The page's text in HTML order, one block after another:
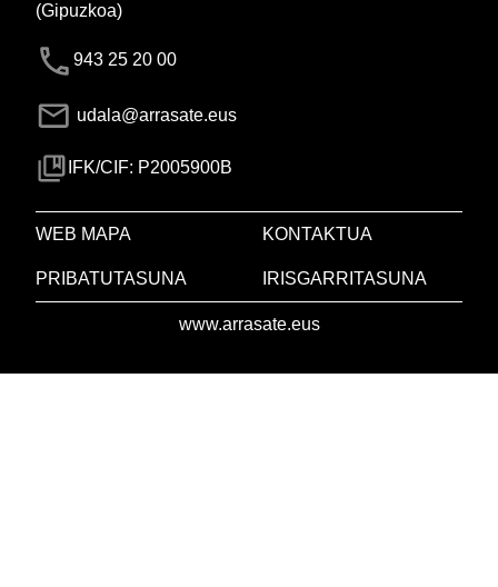
(Gipuzkoa)
943 25 20 00
udala@arrasate.eus
IFK/CIF: P2005900B
WEB MAPA KONTAKTUA
PRIBATUTASUNA IRISGARRITASUNA
www.arrasate.eus